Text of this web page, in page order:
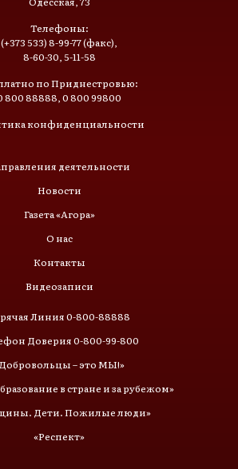
Телефоны:
(+373 533) 8-99-77 (факс),
8-60-30, 5-11-58
по Приднестровью:
800 88888, 0 800 99800
конфиденциальности
деятельности
Новости
Газета «Агора»
О нас
Контакты
Видеозаписи
Линия 0-800-88888
Доверия 0-800-99-800
– это МЫ!»
в стране и за рубежом»
Дети. Пожилые люди»
«Респект»